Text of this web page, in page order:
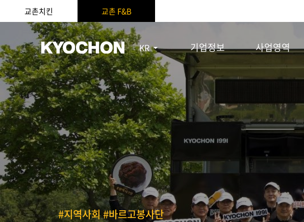
교촌치킨 교촌 F&B
KR 기업정보 사업영역
#지역사회 #바르고봉사단